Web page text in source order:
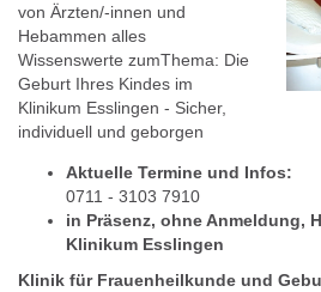
von Ärzten/-innen und
Hebammen alles
Wissenswerte zumThema: Die
Geburt Ihres Kindes im
Klinikum Esslingen - Sicher,
individuell und geborgen
Aktuelle Termine und Infos:
0711 - 3103 7910
in Präsenz, ohne Anmeldung,
Klinikum Esslingen
Klinik für Frauenheilkunde und